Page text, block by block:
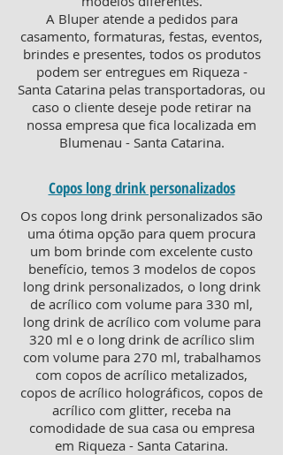
A Bluper atende a pedidos para
casamento, formaturas, festas, eventos,
brindes e presentes, todos os produtos
podem ser entregues em Riqueza -
Santa Catarina pelas transportadoras, ou
caso o cliente deseje pode retirar na
nossa empresa que fica localizada em
Blumenau - Santa Catarina.
Copos long drink personalizados
Os copos long drink personalizados são
uma ótima opção para quem procura
um bom brinde com excelente custo
benefício, temos 3 modelos de copos
long drink personalizados, o long drink
de acrílico com volume para 330 ml,
long drink de acrílico com volume para
320 ml e o long drink de acrílico slim
com volume para 270 ml, trabalhamos
com copos de acrílico metalizados,
copos de acrílico holográficos, copos de
acrílico com glitter, receba na
comodidade de sua casa ou empresa
em Riqueza - Santa Catarina.